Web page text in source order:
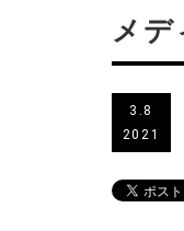
メデ
3.8
2021